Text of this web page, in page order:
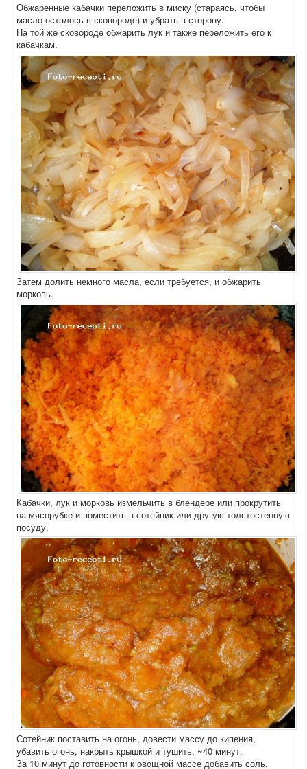
Обжаренные кабачки переложить в миску (стараясь, чтобы
масло осталось в сковороде) и убрать в сторону.
На той же сковороде обжарить лук и также переложить его к
кабачкам.
Затем долить немного масла, если требуется, и обжарить
морковь.
Кабачки, лук и морковь измельчить в блендере или прокрутить
на мясорубке и поместить в сотейник или другую толстостенную
посуду.
Сотейник поставить на огонь, довести массу до кипения,
убавить огонь, накрыть крышкой и тушить. ~40 минут.
За 10 минут до готовности к овощной массе добавить соль,